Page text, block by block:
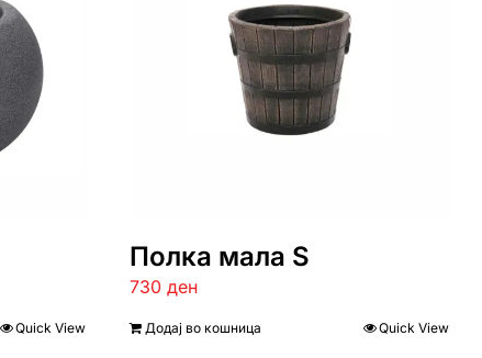
Quick View
Полка мала S
730 ден
Додај во кошница Quick View